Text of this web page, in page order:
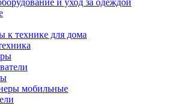
и уход за одеждой
к технике для дома
мобильные